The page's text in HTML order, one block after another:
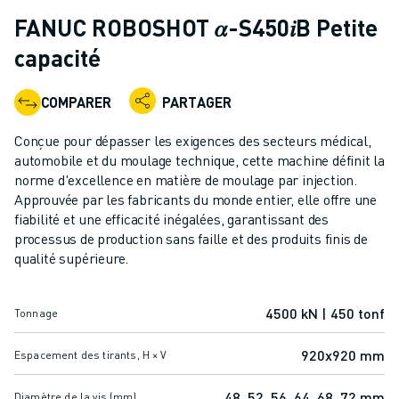
ROBOTS COLLABORATIFS
GAMME DE ROBOTS
ACCESSOIRES POUR ROBOTS
LOGICIEL DE SIMULATION
PRODUITS DE ROBOTIQUE ÉDUCATIVE
AUTOMATISATION DES ROBOTS
ROBOTS DE SOUDAGE À L'ARC
ROBOTS ARTICULÉS
SÉRIE ARC MATE
ROBOTS DELTA
ROBOTS POUR L'ALIMENTATION ET LES SALLES BLANCHES
ROBOTS DE PEINTURE
FANUC ROBOSHOT 𝛼-S450𝑖B Petite
capacité
COMPARER PARTAGER
Conçue pour dépasser les exigences des secteurs médical,
automobile et du moulage technique, cette machine définit la
norme d'excellence en matière de moulage par injection.
Approuvée par les fabricants du monde entier, elle offre une
fiabilité et une efficacité inégalées, garantissant des
processus de production sans faille et des produits finis de
qualité supérieure.
Tonnage 4500 kN | 450 tonf
Espacement des tirants, H × V 920x920 mm